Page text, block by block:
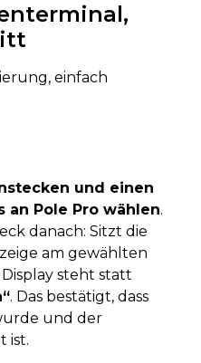
einfach
und einen
an Pole Pro wählen.
danach: Sitzt die
am gewählten
steht statt
. Das bestätigt, dass
und der
ist.